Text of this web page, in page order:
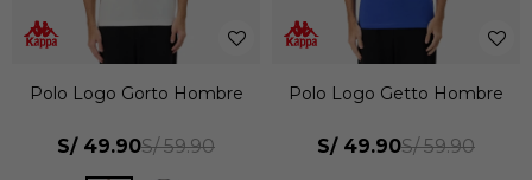
Polo Logo Gorto Hombre
S/ 49.90S/ 59.90
Polo Logo Getto Hombre
S/ 49.90S/ 59.90